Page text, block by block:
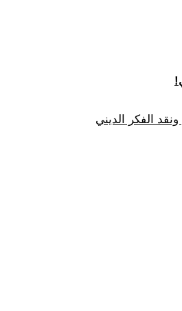
ونقد الفكر الديني